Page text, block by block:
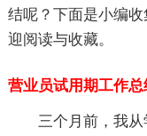
结呢？下面是小编
迎阅读与收藏。
营业员试用期工作总
三个月前，我